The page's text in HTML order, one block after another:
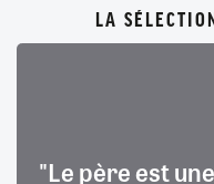
LA
"Le père est une